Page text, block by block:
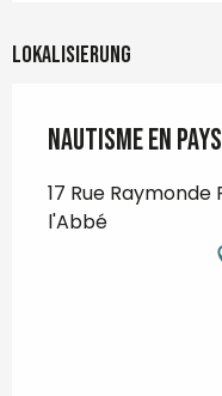
Lokalisierung
Nautisme en
17 Rue Raymonde
l'Abbé